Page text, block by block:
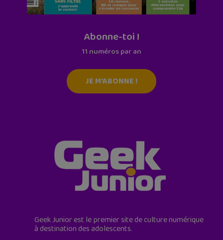
Abonne-toi !
11 numéros par an
JE M'ABONNE !
Geek Junior est le premier site de culture numérique
à destination des adolescents.